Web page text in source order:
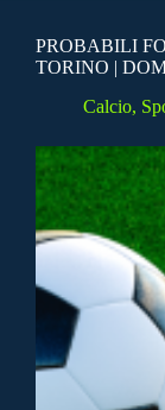
PROBABILI
TORINO |
Calcio,